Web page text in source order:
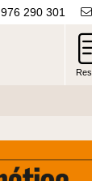
976 290 301